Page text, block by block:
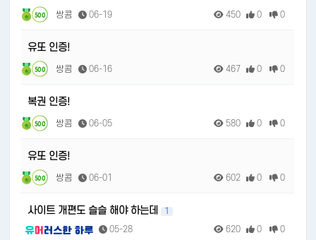
500 쌍콤 06-19 450 0 0
유또 인증!
500 쌍콤 06-16 467 0 0
복권 인증!
500 쌍콤 06-05 580 0 0
유또 인증!
500 쌍콤 06-01 602 0 0
사이트 개편도 슬슬 해야 하는데 1
05-28 620 0 0